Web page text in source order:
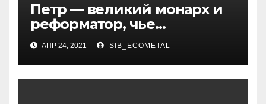
Петр — великий монарх и
реформатор, чье
правление стало вехой в
истории России и обрёл
международное
признание
АПР 24, 2021 SIB_ECOMETAL